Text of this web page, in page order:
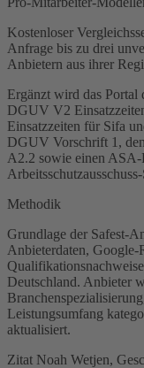
Kostenloser
Anfrage bis zu drei
Anbietern aus ihrer
Ergänzt wird das Portal
DGUV V2
Einsatzzeiten für Sifa
DGUV Vorschrift 1,
A2.2 sowie einen
Methodik
Grundlage der Safest-
Anbieterdaten, Google-
Deutschland. Anbieter
Leistungsumfang
aktualisiert.
Zitat Noah Wetjen,